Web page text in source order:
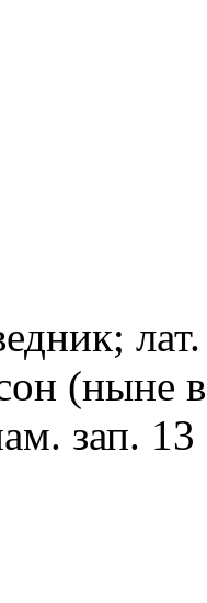
(ныне
зап.